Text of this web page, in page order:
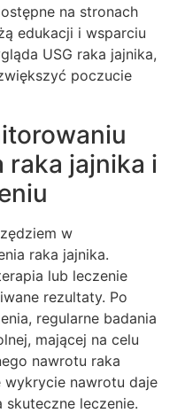
na stronach
edukacji i wsparciu
USG raka jajnika,
poczucie
raka jajnika i
w
raka jajnika.
lub leczenie
rezultaty. Po
regularne badania
mającej na celu
nawrotu raka
wykrycie nawrotu daje
skuteczne leczenie.